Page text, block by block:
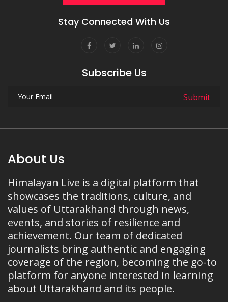
Stay Connected With Us
Subscribe Us
About Us
Himalayan Live is a digital platform that
showcases the traditions, culture, and
values of Uttarakhand through news,
events, and stories of resilience and
achievement. Our team of dedicated
journalists bring authentic and engaging
coverage of the region, becoming the go-to
platform for anyone interested in learning
about Uttarakhand and its people.